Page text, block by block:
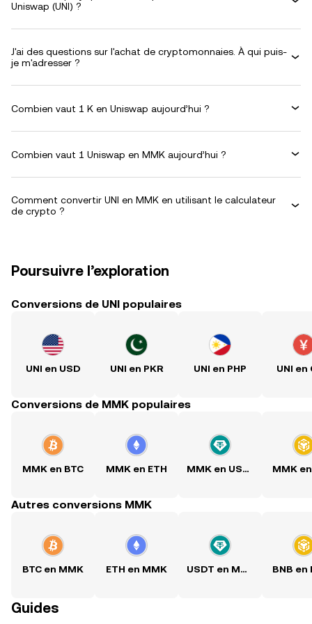
Uniswap (UNI) ?
J'ai des questions sur l'achat de cryptomonnaies. À qui puis-
je m'adresser ?
Combien vaut 1 K en Uniswap aujourd’hui ?
Combien vaut 1 Uniswap en MMK aujourd’hui ?
Comment convertir UNI en MMK en utilisant le calculateur
de crypto ?
Poursuivre l’exploration
Conversions de UNI populaires
UNI en USD UNI en PKR UNI en PHP UNI en
Conversions de MMK populaires
MMK en BTC MMK en ETH MMK en USDT MMK
Autres conversions MMK
BTC en MMK ETH en MMK USDT en MMK BNB en
Guides